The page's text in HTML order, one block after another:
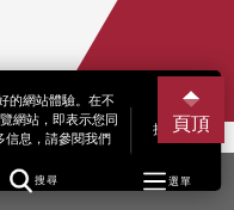
的網站體驗。在不
網站，即表示您同
信息，請參閱我們
接受
搜尋 選單
頁頂